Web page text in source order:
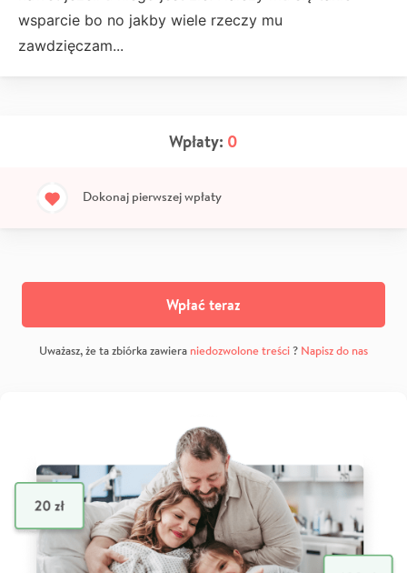
wsparcie bo no jakby wiele rzeczy mu
zawdzięczam...
Wpłaty: 0
Dokonaj pierwszej wpłaty
Wpłać teraz
Uważasz, że ta zbiórka zawiera niedozwolone treści? Napisz do nas